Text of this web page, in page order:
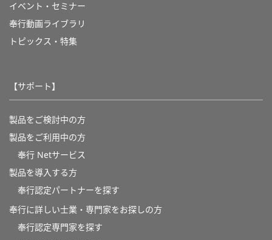
イベント・セミナー
奉行動画ライブラリ
トピックス・特集
【サポート】
製品をご検討中の方
製品をご利用中の方
奉行 Netサービス
製品を導入する方
奉行認定パートナーを探す
奉行に詳しい士業・専門家をお探しの方
奉行認定専門家を探す